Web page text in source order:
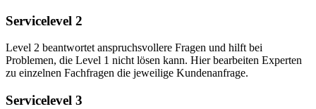
Servicelevel 2
Level 2 beantwortet anspruchsvollere Fragen und hilft bei
Problemen, die Level 1 nicht lösen kann. Hier bearbeiten Experten
zu einzelnen Fachfragen die jeweilige Kundenanfrage.
Servicelevel 3